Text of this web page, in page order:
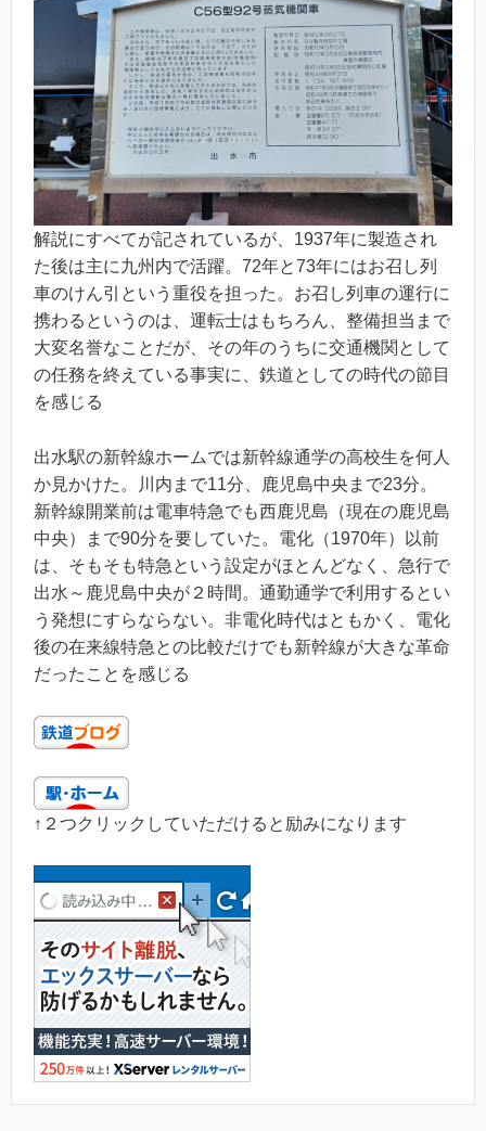
解説にすべてが記されているが、1937年に製造され
た後は主に九州内で活躍。72年と73年にはお召し列
車のけん引という重役を担った。お召し列車の運行に
携わるというのは、運転士はもちろん、整備担当まで
大変名誉なことだが、その年のうちに交通機関として
の任務を終えている事実に、鉄道としての時代の節目
を感じる
出水駅の新幹線ホームでは新幹線通学の高校生を何人
か見かけた。川内まで11分、鹿児島中央まで23分。
新幹線開業前は電車特急でも西鹿児島（現在の鹿児島
中央）まで90分を要していた。電化（1970年）以前
は、そもそも特急という設定がほとんどなく、急行で
出水～鹿児島中央が２時間。通勤通学で利用するとい
う発想にすらならない。非電化時代はともかく、電化
後の在来線特急との比較だけでも新幹線が大きな革命
だったことを感じる
↑２つクリックしていただけると励みになります